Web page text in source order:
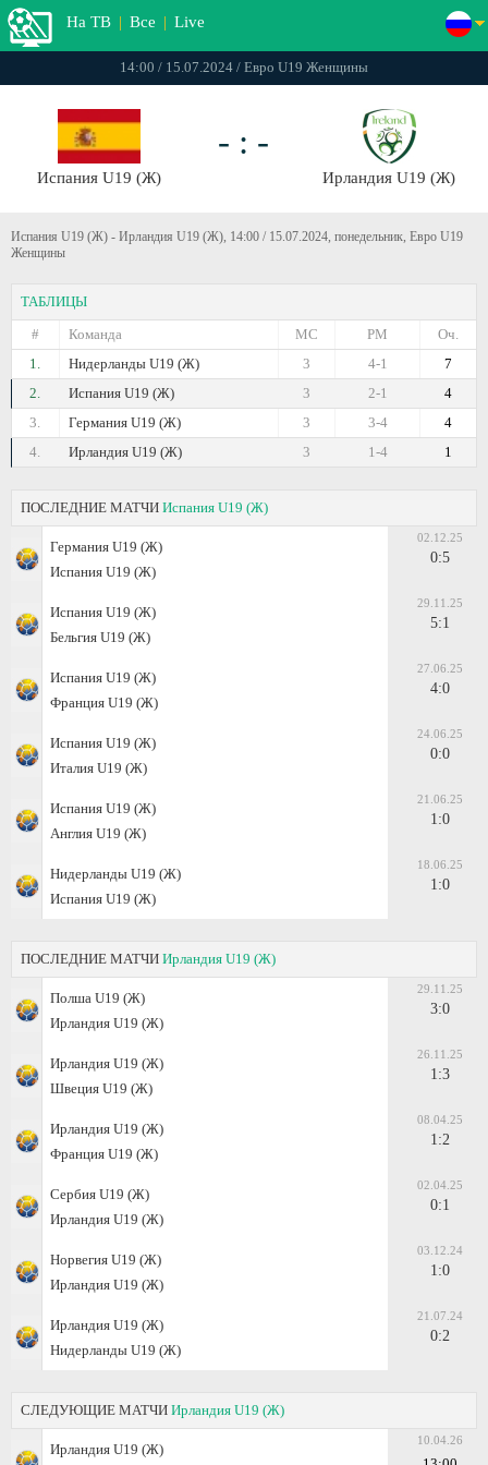
На ТВ | Все | Live
14:00 / 15.07.2024 / Евро U19 Женщины
Испания U19 (Ж)
- : -
Ирландия U19 (Ж)
Испания U19 (Ж) - Ирландия U19 (Ж), 14:00 / 15.07.2024, понедельник, Евро U19
Женщины
ТАБЛИЦЫ
#
Команда Оч.
РМ
МС
1.
Нидерланды U19 (Ж) 7
4-1
3
2.
Испания U19 (Ж) 4
2-1
3
3.
Германия U19 (Ж) 4
3-4
3
4.
Ирландия U19 (Ж) 1
1-4
3
ПОСЛЕДНИЕ МАТЧИ Испания U19 (Ж)
Германия U19 (Ж)
Испания U19 (Ж)
02.12.25
0:5
Испания U19 (Ж)
Бельгия U19 (Ж)
29.11.25
5:1
Испания U19 (Ж)
Франция U19 (Ж)
27.06.25
4:0
Испания U19 (Ж)
Италия U19 (Ж)
24.06.25
0:0
Испания U19 (Ж)
Англия U19 (Ж)
21.06.25
1:0
Нидерланды U19 (Ж)
Испания U19 (Ж)
18.06.25
1:0
ПОСЛЕДНИЕ МАТЧИ Ирландия U19 (Ж)
Полша U19 (Ж)
Ирландия U19 (Ж)
29.11.25
3:0
Ирландия U19 (Ж)
Швеция U19 (Ж)
26.11.25
1:3
Ирландия U19 (Ж)
Франция U19 (Ж)
08.04.25
1:2
Сербия U19 (Ж)
Ирландия U19 (Ж)
02.04.25
0:1
Норвегия U19 (Ж)
Ирландия U19 (Ж)
03.12.24
1:0
Ирландия U19 (Ж)
Нидерланды U19 (Ж)
21.07.24
0:2
СЛЕДУЮЩИЕ МАТЧИ Ирландия U19 (Ж)
Ирландия U19 (Ж)
10.04.26